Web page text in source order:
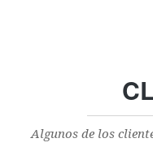
Algunos de los